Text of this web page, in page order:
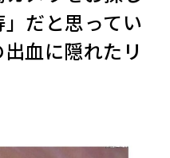
だと思ってい
血に隠れたリ